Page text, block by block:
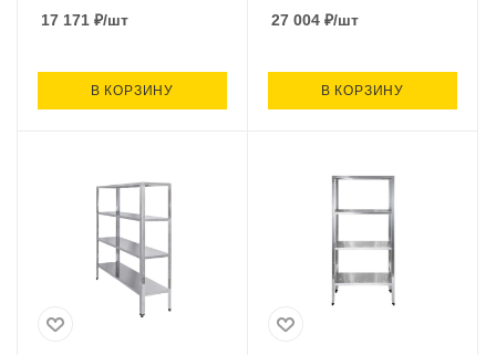
17 171 ₽/шт
В КОРЗИНУ
27 004 ₽/шт
В КОРЗИНУ